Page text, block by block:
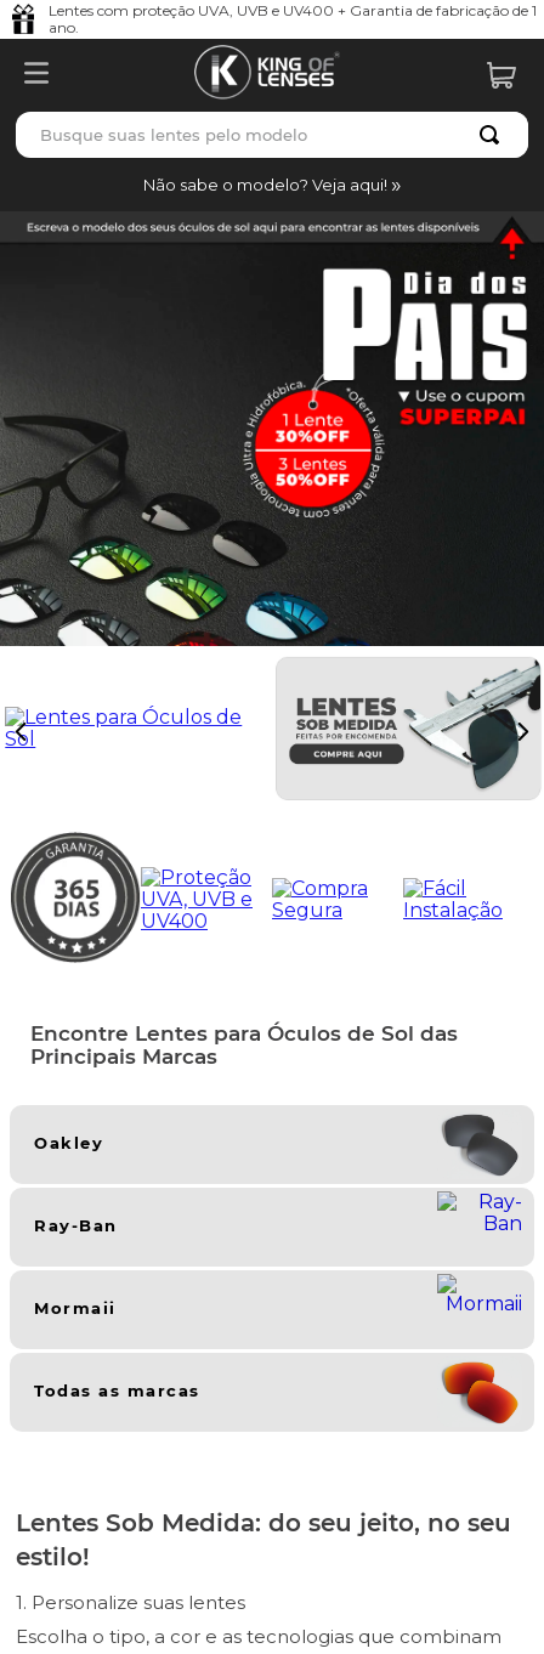
Lentes com proteção UVA, UVB e UV400 + Garantia de fabricação de 1
ano.
Busque suas lentes pelo modelo
Não sabe o modelo? Veja aqui!
Encontre Lentes para Óculos de Sol das
Principais Marcas
Oakley
Ray-Ban
Mormaii
Todas as marcas
Lentes Sob Medida: do seu jeito, no seu
estilo!
1. Personalize suas lentes
Escolha o tipo, a cor e as tecnologias que combinam
TERMOS MAIS BUSCADOS
1º borrachas
6 º t-shock
7º gasket
8º parafusos
9º latch
10º sutro